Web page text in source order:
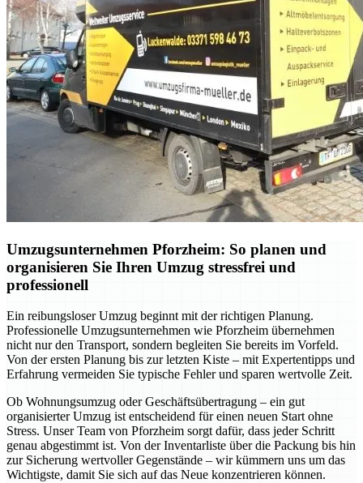
Umzugsunternehmen Pforzheim: So planen und
organisieren Sie Ihren Umzug stressfrei und
professionell
Ein reibungsloser Umzug beginnt mit der richtigen Planung.
Professionelle Umzugsunternehmen wie Pforzheim übernehmen
nicht nur den Transport, sondern begleiten Sie bereits im Vorfeld.
Von der ersten Planung bis zur letzten Kiste – mit Expertentipps und
Erfahrung vermeiden Sie typische Fehler und sparen wertvolle Zeit.
Ob Wohnungsumzug oder Geschäftsübertragung – ein gut
organisierter Umzug ist entscheidend für einen neuen Start ohne
Stress. Unser Team von Pforzheim sorgt dafür, dass jeder Schritt
genau abgestimmt ist. Von der Inventarliste über die Packung bis hin
zur Sicherung wertvoller Gegenstände – wir kümmern uns um das
Wichtigste, damit Sie sich auf das Neue konzentrieren können.